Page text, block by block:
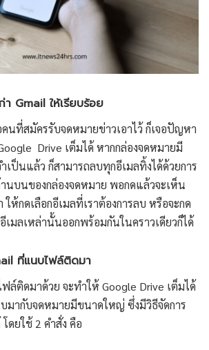
า Gmail ให้เรียบร้อย
คนที่สมัครรับจดหมายข่าวเอาไว้ ก็เจอปัญหา
Drive เต็มได้ หากกล่องจดหมายมี
เป็นแล้ว ก็สามารถลบทุกอีเมลทิ้งได้ด้วยการ
นบนของกล่องจดหมาย พอกดแล้วจะเห็น
ห้กดเลือกอีเมลที่เราต้องการลบ หรือจะกด
เมลเหล่านั้นออกพร้อมกันในคราวเดียวก็ได้
ที่แนบไฟล์ติดมา
ติดมาด้วย จะทำให้ Google Drive เต็มได้
มากับจดหมายมีขนาดใหญ่ ซึ่งมีวิธีจัดการ
ดยใช้ 2 คำสั่ง คือ